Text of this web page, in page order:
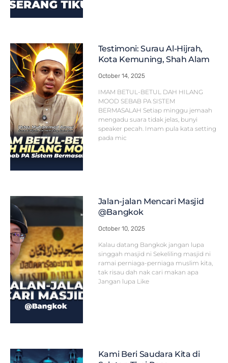
Testimoni: Surau Al-Hijrah,
Kota Kemuning, Shah Alam
October 14, 2025
IMAM BETUL-BETUL DAH HILANG
MOOD SEBAB PA SISTEM
BERMASALAH Setiap minggu jemaah
mengadu suara tidak jelas, bunyi
speaker pecah. Imam pula kata setting
pada mic
Jalan-jalan Mencari Masjid
@Bangkok
October 10, 2025
Kalau datang Bangkok jangan lupa
singgah masjid ni Sekeliling masjid ni
ramai perniaga-perniaga muslim kita,
tak risau dah nak cari makan apa
Jangan lupa Like
Kami Beri Saudara Kita di